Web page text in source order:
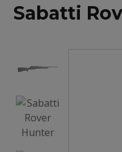
Sabatti